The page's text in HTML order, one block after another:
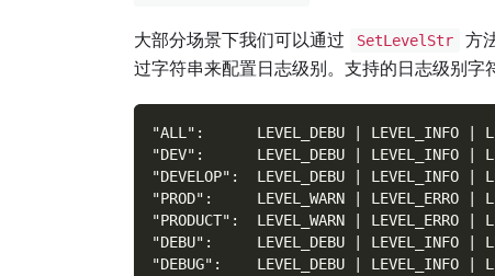
大部分场景下我们可以通过 SetLevelStr 方
过字符串来配置日志级别。支持的日志级别字
"ALL":      LEVEL_DEBU | LEVEL_INFO |
"DEV":      LEVEL_DEBU | LEVEL_INFO |
"DEVELOP":  LEVEL_DEBU | LEVEL_INFO |
"PROD":     LEVEL_WARN | LEVEL_ERRO |
"PRODUCT":  LEVEL_WARN | LEVEL_ERRO |
"DEBU":     LEVEL_DEBU | LEVEL_INFO |
"DEBUG":    LEVEL_DEBU | LEVEL_INFO |